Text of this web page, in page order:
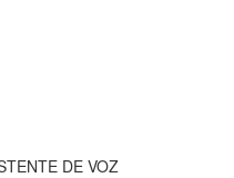
DE VOZ